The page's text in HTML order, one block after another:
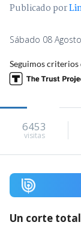
Publicado por
Sábado 08
Seguimos criterios
6453
visitas
Un corte